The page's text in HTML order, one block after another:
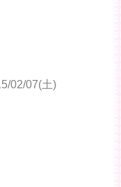
02/07(土)